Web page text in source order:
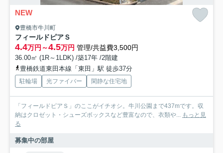
NEW
豊橋市牛川町
フィールドピアＳ
4.4万円～4.5万円 管理/共益費3,500円
36.00㎡ (1R～1LDK) /築17年 /2階建
豊橋鉄道東田本線「東田」駅 徒歩37分
駐輪場 光ファイバー 閑静な住宅地
「フィールドピアＳ」のここがイチオシ。牛川公園まで437mです。収
納はクロゼット・シューズボックスなど豊富なので、衣類や... もっと見
る
募集中の部屋